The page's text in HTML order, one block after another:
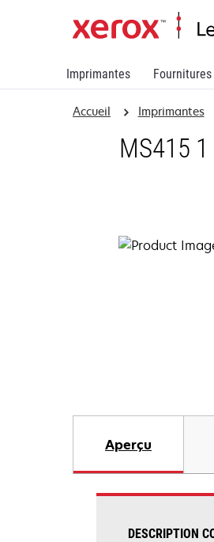
Imprimantes
Accueil Imprimantes
MS415
Aperçu
DESCRIPTION